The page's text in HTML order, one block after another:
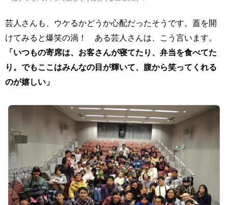
芸人さんも、ウケるかどうか心配だったそうです。蓋を開
けてみると爆笑の渦！ ある芸人さんは、こう言います。
「いつもの寄席は、お客さんが寝てたり、弁当を食べてた
り。でもここはみんなの目が輝いて、腹から笑ってくれる
のが嬉しい」